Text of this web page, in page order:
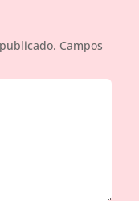
Campos